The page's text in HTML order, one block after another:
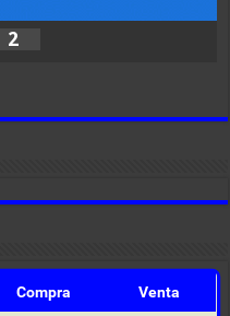
2
Compra Venta